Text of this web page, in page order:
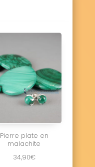
Pierre plate en
malachite
34,90€